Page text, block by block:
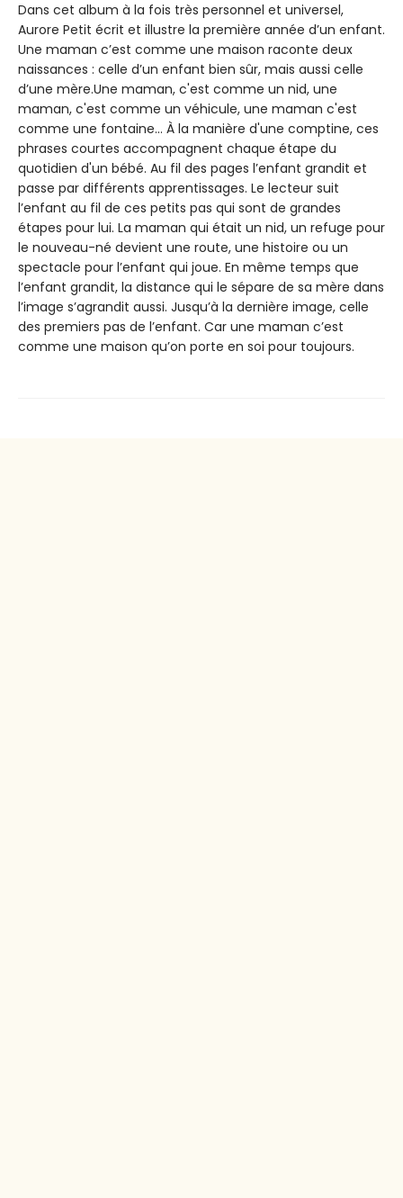
Dans cet album à la fois très personnel et universel,
Aurore Petit écrit et illustre la première année d’un enfant.
Une maman c’est comme une maison raconte deux
naissances : celle d’un enfant bien sûr, mais aussi celle
d’une mère.Une maman, c'est comme un nid, une
maman, c'est comme un véhicule, une maman c'est
comme une fontaine... À la manière d'une comptine, ces
phrases courtes accompagnent chaque étape du
quotidien d'un bébé. Au fil des pages l’enfant grandit et
passe par différents apprentissages. Le lecteur suit
l’enfant au fil de ces petits pas qui sont de grandes
étapes pour lui. La maman qui était un nid, un refuge pour
le nouveau-né devient une route, une histoire ou un
spectacle pour l’enfant qui joue. En même temps que
l’enfant grandit, la distance qui le sépare de sa mère dans
l’image s’agrandit aussi. Jusqu’à la dernière image, celle
des premiers pas de l’enfant. Car une maman c’est
comme une maison qu’on porte en soi pour toujours.